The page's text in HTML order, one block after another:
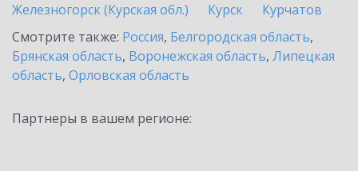
Железногорск (Курская обл.)
Курск
Курчатов
Смотрите также: Россия, Белгородская область,
Брянская область, Воронежская область, Липецкая
область, Орловская область
Партнеры в вашем регионе: